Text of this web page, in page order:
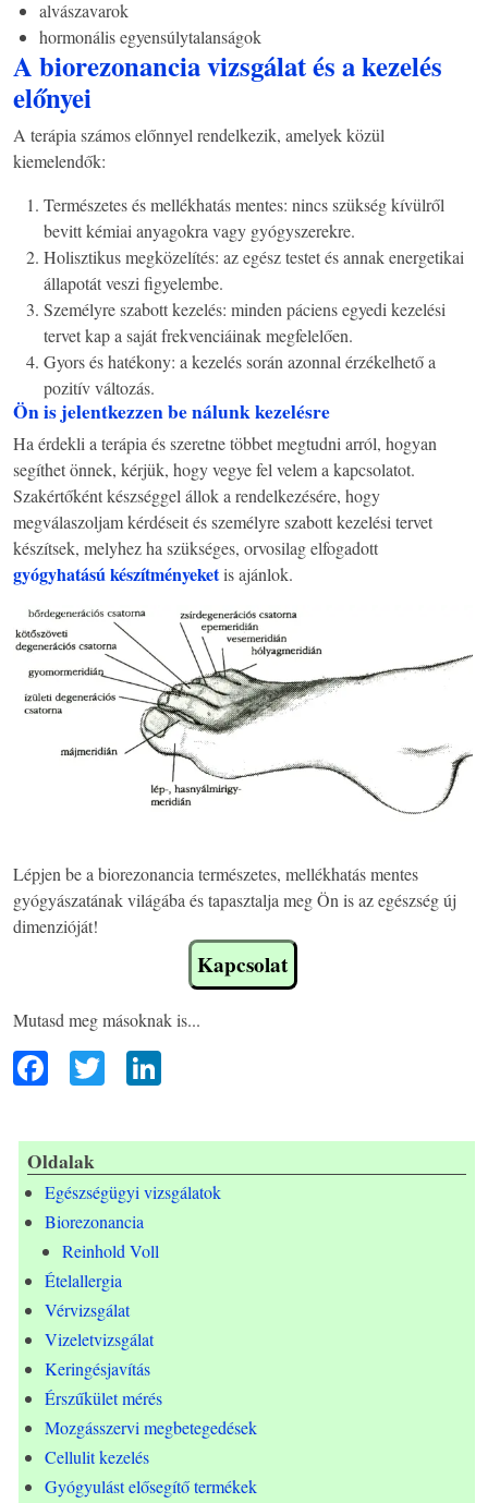
alvászavarok
hormonális egyensúlytalanságok
A biorezonancia vizsgálat és a kezelés
előnyei
A terápia számos előnnyel rendelkezik, amelyek közül
kiemelendők:
Természetes és mellékhatás mentes: nincs szükség kívülről
bevitt kémiai anyagokra vagy gyógyszerekre.
Holisztikus megközelítés: az egész testet és annak energetikai
állapotát veszi figyelembe.
Személyre szabott kezelés: minden páciens egyedi kezelési
tervet kap a saját frekvenciáinak megfelelően.
Gyors és hatékony: a kezelés során azonnal érzékelhető a
pozitív változás.
Ön is jelentkezzen be nálunk kezelésre
Ha érdekli a terápia és szeretne többet megtudni arról, hogyan
segíthet önnek, kérjük, hogy vegye fel velem a kapcsolatot.
Szakértőként készséggel állok a rendelkezésére, hogy
megválaszoljam kérdéseit és személyre szabott kezelési tervet
készítsek, melyhez ha szükséges, orvosilag elfogadott
gyógyhatású készítményeketis ajánlok.
Lépjen be a biorezonancia természetes, mellékhatás mentes
gyógyászatának világába és tapasztalja meg Ön is az egészség új
dimenzióját!
Kapcsolat
Mutasd meg másoknak is...
ac
eb
oo
k
T
wi
tt
er
ke
dI
n
Oldalak
Egészségügyi vizsgálatok
Biorezonancia
Reinhold Voll
Ételallergia
Vérvizsgálat
Vizeletvizsgálat
Keringésjavítás
Érszűkület mérés
Mozgásszervi megbetegedések
Cellulit kezelés
Gyógyulást elősegítő termékek